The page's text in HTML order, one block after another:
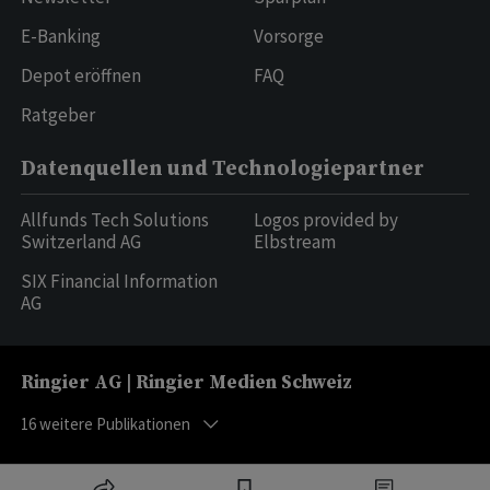
E-Banking
Depot eröffnen
Ratgeber
Vorsorge
FAQ
Datenquellen und Technologiepartner
Allfunds Tech Solutions
Switzerland AG
SIX Financial Information
AG
Logos provided by
Elbstream
Ringier AG | Ringier Medien Schweiz
16weitere Publikationen